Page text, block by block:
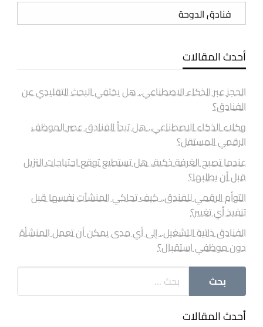
تصنيفات
أحدث المقالات
الحجز عبر الذكاء الاصطناعي.. هل يختفي البحث التقليدي عن
الفنادق؟
وكلاء الذكاء الاصطناعي.. هل تبدأ الفنادق عصر الموظف
الرقمي المستقل؟
عندما تصبح الغرفة ذكية.. هل تستطيع توقع احتياجات النزيل
قبل أن يطلبها؟
التوأم الرقمي للفندق.. كيف تحاكي المنشآت نفسها قبل
تنفيذ أي تغيير؟
الفنادق ذاتية التشغيل.. إلى أي مدى يمكن أن تعمل المنشأة
دون موظفي استقبال؟
أحدث المقالات